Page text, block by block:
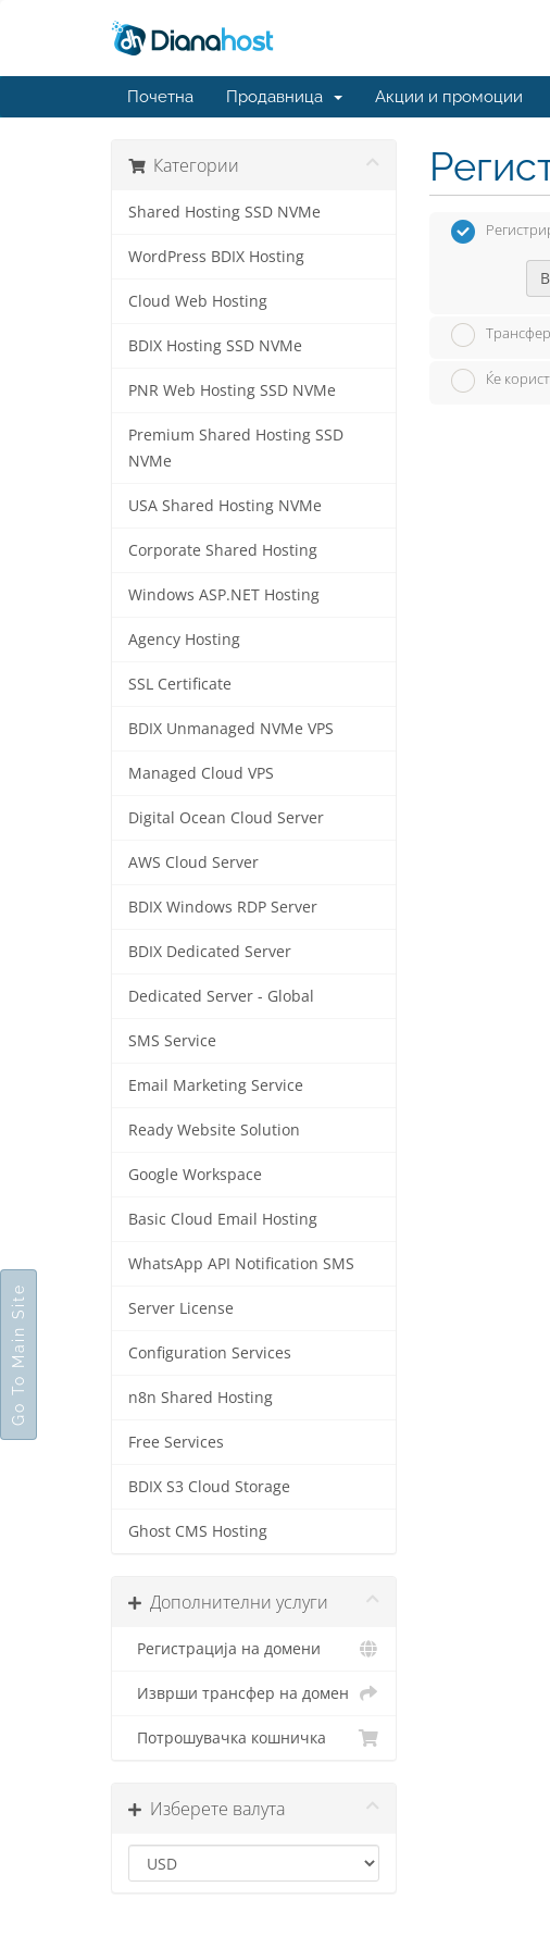
Почетна Продавница Акции и промоции
Категории
Shared Hosting SSD NVMe
WordPress BDIX Hosting
Cloud Web Hosting
BDIX Hosting SSD NVMe
PNR Web Hosting SSD NVMe
Premium Shared Hosting SSD
NVMe
USA Shared Hosting NVMe
Corporate Shared Hosting
Windows ASP.NET Hosting
Agency Hosting
SSL Certificate
BDIX Unmanaged NVMe VPS
Managed Cloud VPS
Digital Ocean Cloud Server
AWS Cloud Server
BDIX Windows RDP Server
BDIX Dedicated Server
Dedicated Server - Global
SMS Service
Email Marketing Service
Ready Website Solution
Google Workspace
Basic Cloud Email Hosting
WhatsApp API Notification SMS
Server License
Configuration Services
n8n Shared Hosting
Free Services
BDIX S3 Cloud Storage
Ghost CMS Hosting
Дополнителни услуги
Регистрација на домени
Изврши трансфер на домен
Потрошувачка кошничка
Изберете валута
Ќе
Go To Main Site